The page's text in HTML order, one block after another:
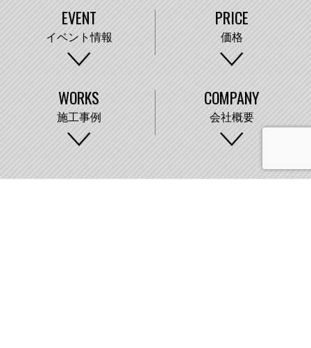
EVENT
イベント情報
PRICE
価格
WORKS
施工事例
COMPANY
会社概要